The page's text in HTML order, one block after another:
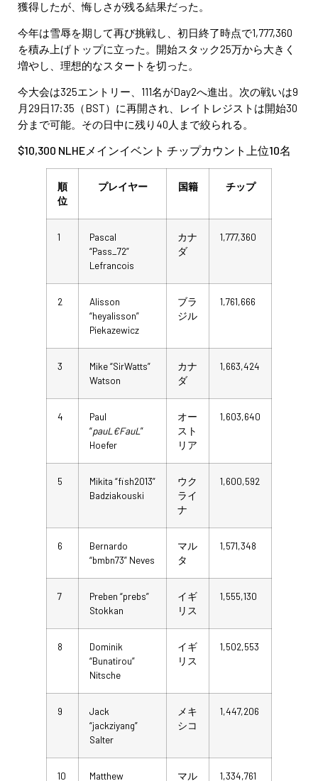
獲得したが、悔しさが残る結果だった。
今年は雪辱を期して再び挑戦し、初日終了時点で1,777,360
を積み上げトップに立った。開始スタック25万から大きく
増やし、理想的なスタートを切った。
今大会は325エントリー、111名がDay2へ進出。次の戦いは9
月29日17:35（BST）に再開され、レイトレジストは開始30
分まで可能。その日中に残り40人まで絞られる。
$10,300 NLHEメインイベント チップカウント上位10名
順
位
プレイヤー 国籍 チップ
1
Pascal
“Pass_72”
Lefrancois
カナ
ダ
1,777,360
2
Alisson
“heyalisson”
Piekazewicz
ブラ
ジル
1,761,666
3
Mike “SirWatts”
Watson
カナ
ダ
1,663,424
4
Paul
“pauL€FauL”
Hoefer
オー
スト
リア
1,603,640
5
Mikita “fish2013”
Badziakouski
ウク
ライ
ナ
1,600,592
6
Bernardo
“bmbn73” Neves
マル
タ
1,571,348
7
Preben “prebs”
Stokkan
イギ
リス
1,555,130
8
Dominik
“Bunatirou”
Nitsche
イギ
リス
1,502,553
9
Jack
“jackziyang”
Salter
メキ
シコ
1,447,206
10 Matthew マル 1,334,761